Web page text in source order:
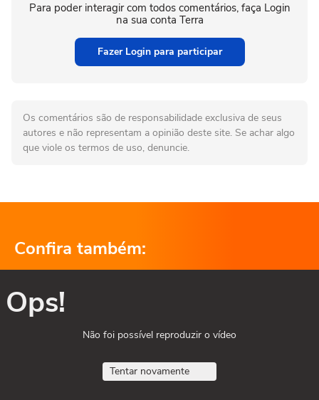
Para poder interagir com todos comentários, faça Login
na sua conta Terra
Fazer Login para participar
Os comentários são de responsabilidade exclusiva de seus
autores e não representam a opinião deste site. Se achar algo
que viole os termos de uso, denuncie.
Confira também:
Ops!
Não foi possível reproduzir o vídeo
Tentar novamente